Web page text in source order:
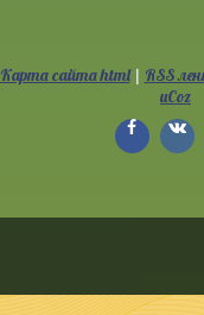
Карта сайта html| RSS
uCoz